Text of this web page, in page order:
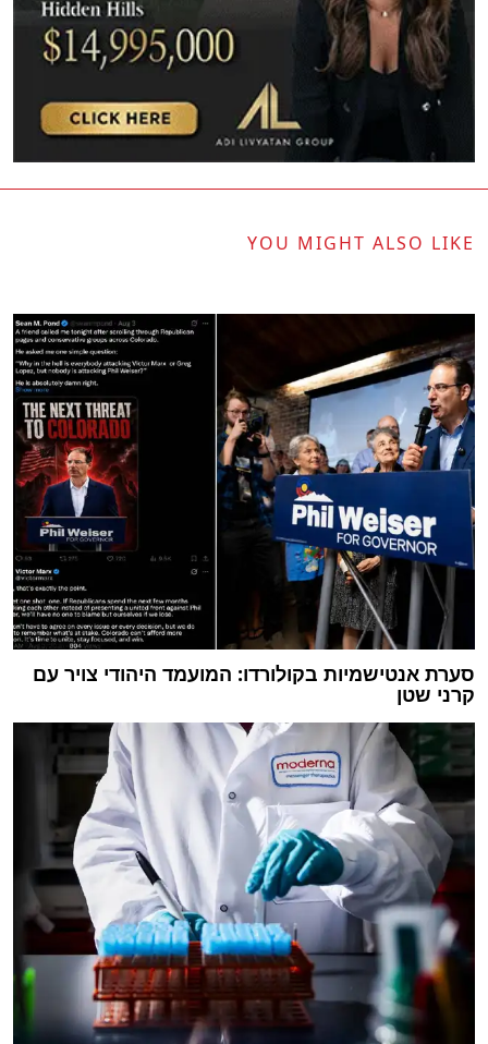
YOU MIGHT ALSO LIKE
סערת אנטישמיות בקולורדו: המועמד היהודי צויר עם
קרני שטן